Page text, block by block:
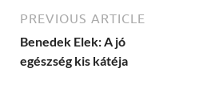
PREVIOUS ARTICLE
Benedek Elek: A jó
egészség kis kátéja